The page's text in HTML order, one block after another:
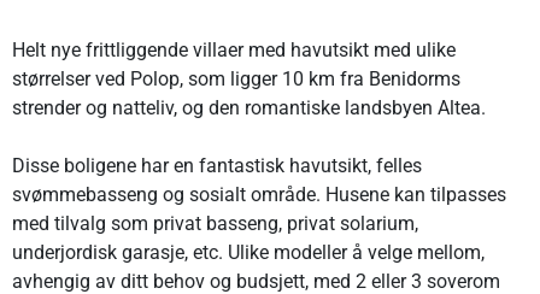
Helt nye frittliggende villaer med havutsikt med ulike
størrelser ved Polop, som ligger 10 km fra Benidorms
strender og natteliv, og den romantiske landsbyen Altea.
Disse boligene har en fantastisk havutsikt, felles
svømmebasseng og sosialt område. Husene kan tilpasses
med tilvalg som privat basseng, privat solarium,
underjordisk garasje, etc. Ulike modeller å velge mellom,
avhengig av ditt behov og budsjett, med 2 eller 3 soverom